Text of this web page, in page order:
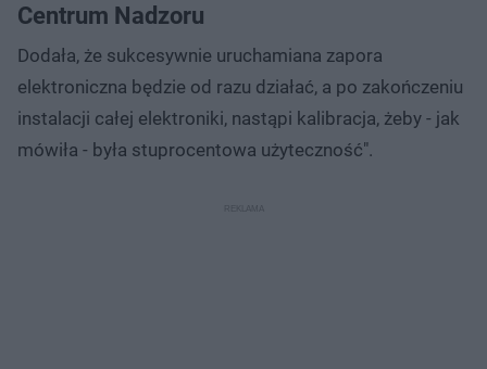
Centrum Nadzoru
Dodała, że sukcesywnie uruchamiana zapora
elektroniczna będzie od razu działać, a po zakończeniu
instalacji całej elektroniki, nastąpi kalibracja, żeby - jak
mówiła - była stuprocentowa użyteczność".